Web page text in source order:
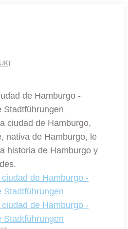
de Hamburgo -
Stadtführungen
ciudad de Hamburgo,
nativa de Hamburgo, le
historia de Hamburgo y